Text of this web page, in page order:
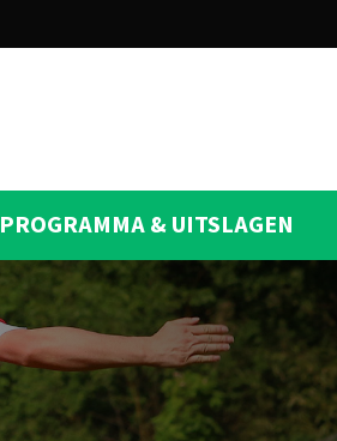
PROGRAMMA & UITSLAGEN